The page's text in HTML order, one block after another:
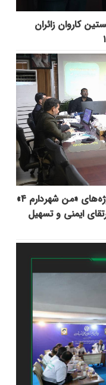
کاروان زائران
تداوم عملیات اجرایی پروژه‌های «من شهردارم ۴»
ارتقای ایمنی و تسهیل